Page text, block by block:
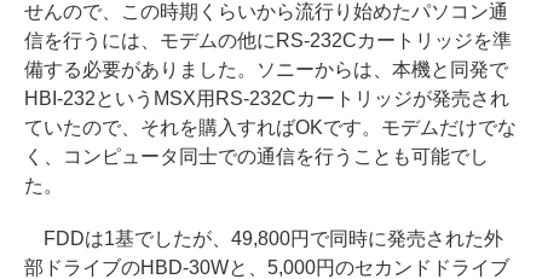
せんので、この時期くらいから流行り始めたパソコン通
信を行うには、モデムの他にRS-232Cカートリッジを準
備する必要がありました。ソニーからは、本機と同発で
HBI-232というMSX用RS-232Cカートリッジが発売され
ていたので、それを購入すればOKです。モデムだけでな
く、コンピュータ同士での通信を行うことも可能でし
た。
FDDは1基でしたが、49,800円で同時に発売された外
部ドライブのHBD-30Wと、5,000円のセカンドドライブ